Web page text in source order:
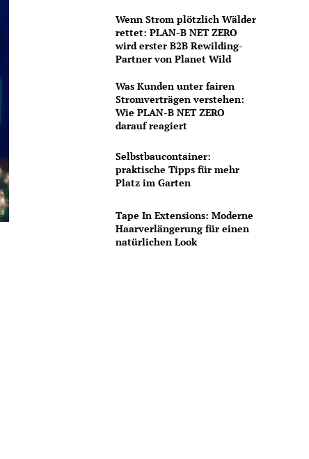
Wenn Strom plötzlich Wälder
rettet: PLAN-B NET ZERO
wird erster B2B Rewilding-
Partner von Planet Wild
Was Kunden unter fairen
Stromverträgen verstehen:
Wie PLAN-B NET ZERO
darauf reagiert
Selbstbaucontainer:
praktische Tipps für mehr
Platz im Garten
Tape In Extensions: Moderne
Haarverlängerung für einen
natürlichen Look